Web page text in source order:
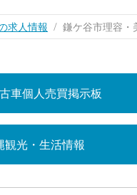
求人情報 鎌ケ谷市理容・
車個人売買掲示板
観光・生活情報